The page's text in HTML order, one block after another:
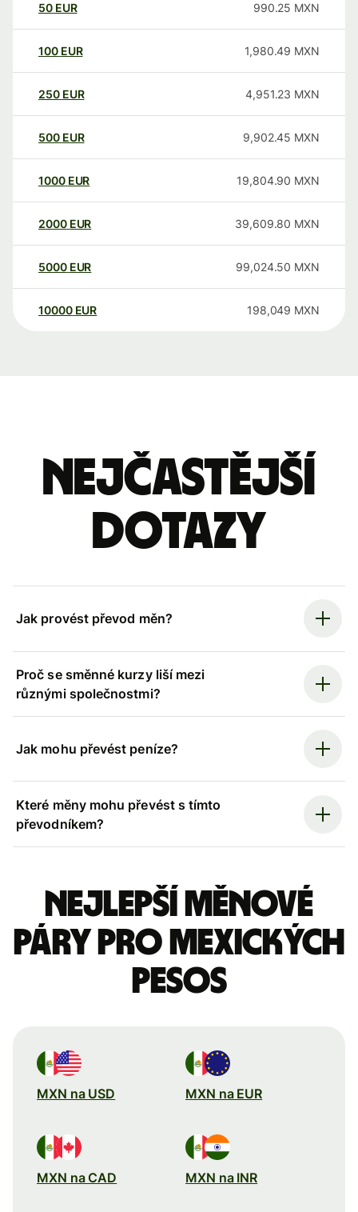
50 EUR 990.25 MXN
100 EUR 1,980.49 MXN
250 EUR 4,951.23 MXN
500 EUR 9,902.45 MXN
1000 EUR 19,804.90 MXN
2000 EUR 39,609.80 MXN
5000 EUR 99,024.50 MXN
10000 EUR 198,049 MXN
Nejčastější
dotazy
Jak provést převod měn?
Proč se směnné kurzy liší mezi
různými společnostmi?
Jak mohu převést peníze?
Které měny mohu převést s tímto
převodníkem?
Nejlepší měnové
páry pro mexických
pesos
MXN na USD MXN na EUR
MXN na CAD MXN na INR